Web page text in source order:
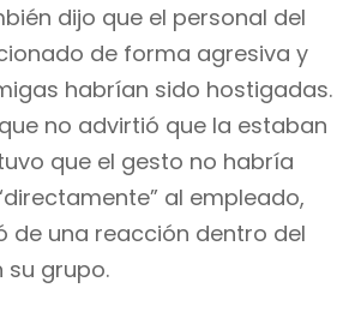
dijo que el personal del
de forma agresiva y
habrían sido hostigadas.
no advirtió que la estaban
que el gesto no habría
al empleado,
de una reacción dentro del
grupo.